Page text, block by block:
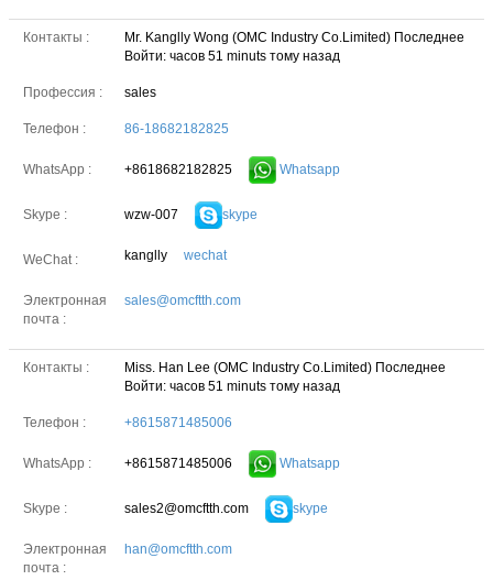
Контакты : Mr. Kanglly Wong (OMC Industry Co.Limited) Последнее
Войти: часов 51 minuts тому назад
Профессия : sales
Телефон : 86-18682182825
WhatsApp : +8618682182825 Whatsapp
Skype : wzw-007 skype
WeChat : kanglly wechat
Электронная
почта :
sales@omcftth.com
Контакты : Miss. Han Lee (OMC Industry Co.Limited) Последнее
Войти: часов 51 minuts тому назад
Телефон : +8615871485006
WhatsApp : +8615871485006 Whatsapp
Skype : sales2@omcftth.com skype
Электронная
почта :
han@omcftth.com